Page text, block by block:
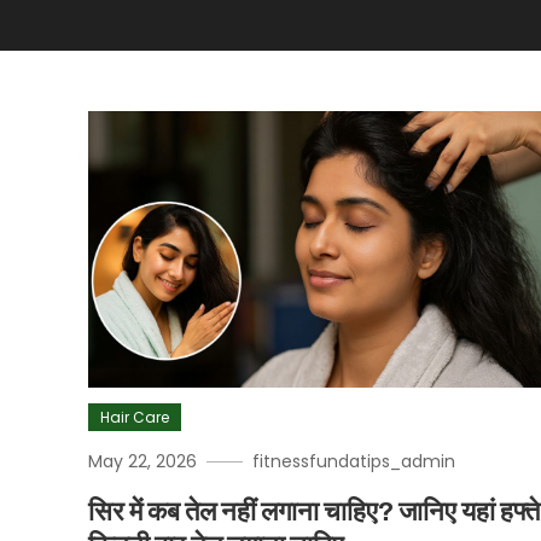
Hair Care
May 22, 2026 fitnessfundatips_admin
सिर में कब तेल नहीं लगाना चाहिए? जान‍िए यहां